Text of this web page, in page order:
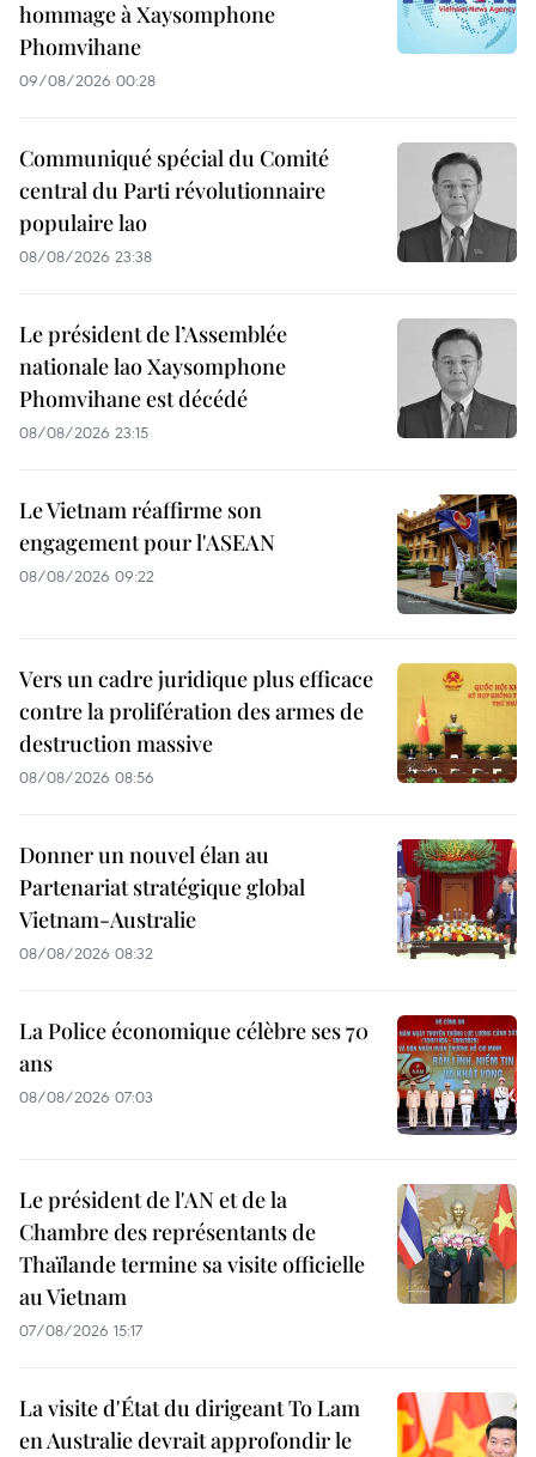
hommage à Xaysomphone
Phomvihane
09/08/2026 00:28
Communiqué spécial du Comité
central du Parti révolutionnaire
populaire lao
08/08/2026 23:38
Le président de l’Assemblée
nationale lao Xaysomphone
Phomvihane est décédé
08/08/2026 23:15
Le Vietnam réaffirme son
engagement pour l'ASEAN
08/08/2026 09:22
Vers un cadre juridique plus efficace
contre la prolifération des armes de
destruction massive
08/08/2026 08:56
Donner un nouvel élan au
Partenariat stratégique global
Vietnam-Australie
08/08/2026 08:32
La Police économique célèbre ses 70
ans
08/08/2026 07:03
Le président de l'AN et de la
Chambre des représentants de
Thaïlande termine sa visite officielle
au Vietnam
07/08/2026 15:17
La visite d'État du dirigeant To Lam
en Australie devrait approfondir le